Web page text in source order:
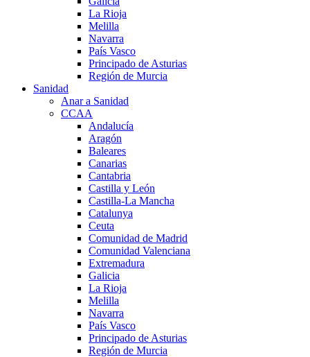
La Rioja
Melilla
Navarra
País Vasco
Principado de Asturias
Región de Murcia
Sanidad
Anar a Sanidad
CCAA
Andalucía
Aragón
Baleares
Canarias
Cantabria
Castilla y León
Castilla-La Mancha
Catalunya
Ceuta
Comunidad de Madrid
Comunidad Valenciana
Extremadura
Galicia
La Rioja
Melilla
Navarra
País Vasco
Principado de Asturias
Región de Murcia